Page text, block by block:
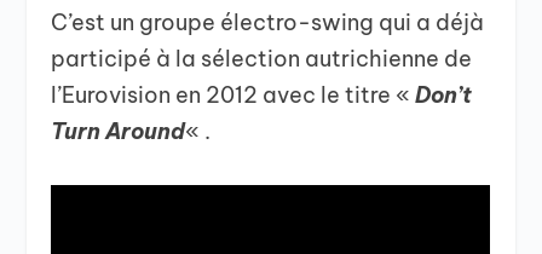
C’est un groupe électro-swing qui a déjà
participé à la sélection autrichienne de
l’Eurovision en 2012 avec le titre «Don’t
TurnAround« .